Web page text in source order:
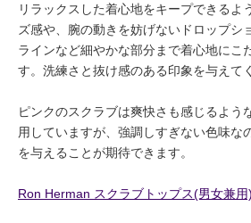
リラックスした着心地をキープできるよ
ズ感や、腕の動きを妨げないドロップシ
ラインなど細やかな部分まで着心地にこ
す。洗練さと抜け感のある印象を与えて
ピンクのスクラブは爽快さも感じるよう
用していますが、強調しすぎない色味な
を与えることが期待できます。
Ron Herman スクラブトップス(男女兼